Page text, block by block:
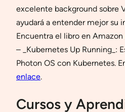
excelente background sobre
ayudará a entender mejor su
Encuentra el libro en Amazon
– _Kubernetes Up Running_:
Photon OS con Kubernetes.
enlace.
Cursos y